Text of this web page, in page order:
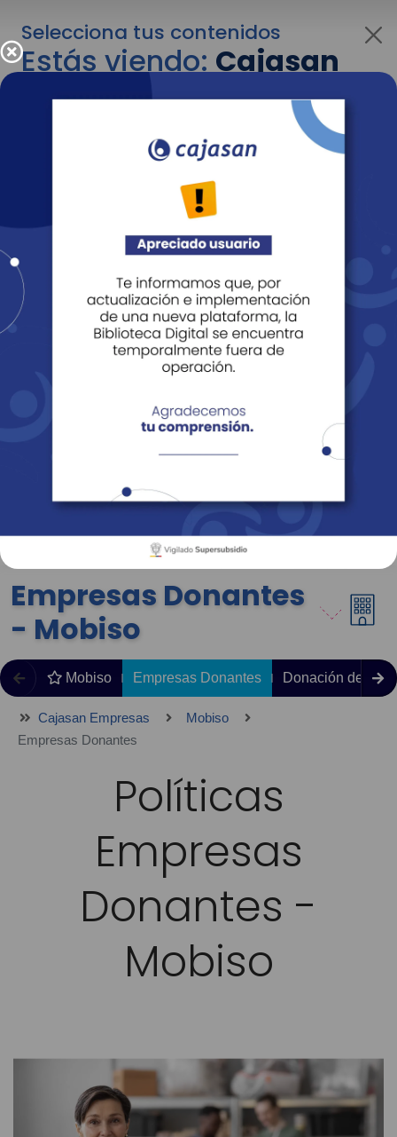
Selecciona tus contenidos
Estás viendo:Cajasan
para empresas
Para cambiar al contenido de tu interés más
adelante recuerda utilizar el menú
Entendido
Revista Fácil Vivir
Sedes Directorio Servicios En Línea
Empresas Donantes
- Mobiso
Mobiso Empresas Donantes Donación de
Cajasan Empresas
Mobiso
Empresas Donantes
Políticas
Empresas
Donantes -
Mobiso